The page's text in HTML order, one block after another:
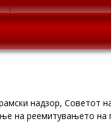
надзор, Советот
на реемитувањето на